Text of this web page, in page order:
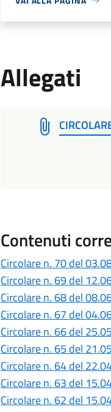
Allegati
Contenuti
Circolare n. 70 del
Circolare n. 69 del
Circolare n. 68 del
Circolare n. 67 del
Circolare n. 66 del
Circolare n. 65 del
Circolare n. 64 del
Circolare n. 63 del
Circolare n. 62 del